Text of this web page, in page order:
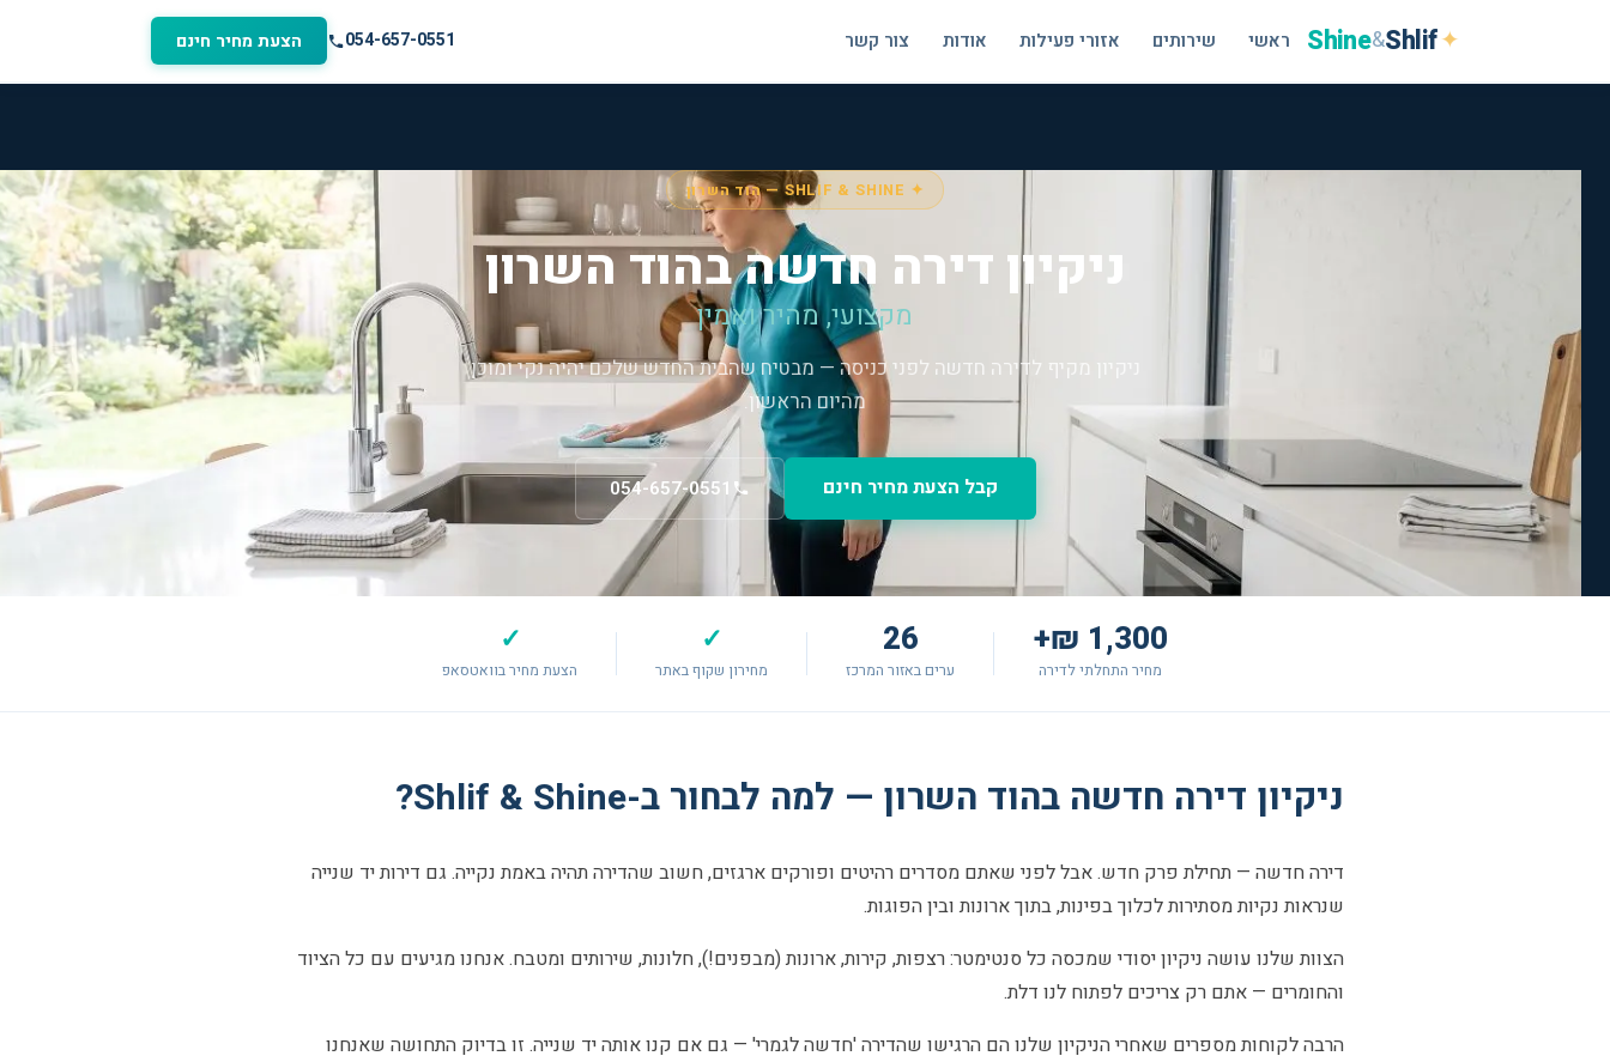
✦
Shlif
&
Shine ראשי שירותים אזורי פעילות אודות צור קשר 054-657-0551 הצעת מחיר חינם
✦ SHLIF & SHINE — הוד השרון
ניקיון דירה חדשה בהוד השרון
מקצועי, מהיר ואמין
ניקיון מקיף לדירה חדשה לפני כניסה — מבטיח שהבית החדש שלכם יהיה נקי ומוכן
מהיום הראשון.
קבל הצעת מחיר חינם 054-657-0551
1,300 ₪+
מחיר התחלתי לדירה
26
ערים באזור המרכז
✓
מחירון שקוף באתר
✓
הצעת מחיר בוואטסאפ
ניקיון דירה חדשה בהוד השרון — למה לבחור ב-Shlif & Shine?
דירה חדשה — תחילת פרק חדש. אבל לפני שאתם מסדרים רהיטים ופורקים ארגזים, חשוב שהדירה תהיה באמת נקייה. גם דירות יד שנייה
שנראות נקיות מסתירות לכלוך בפינות, בתוך ארונות ובין הפוגות.
הצוות שלנו עושה ניקיון יסודי שמכסה כל סנטימטר: רצפות, קירות, ארונות (מבפנים!), חלונות, שירותים ומטבח. אנחנו מגיעים עם כל הציוד
והחומרים — אתם רק צריכים לפתוח לנו דלת.
הרבה לקוחות מספרים שאחרי הניקיון שלנו הם הרגישו שהדירה 'חדשה לגמרי' — גם אם קנו אותה יד שנייה. זו בדיוק התחושה שאנחנו